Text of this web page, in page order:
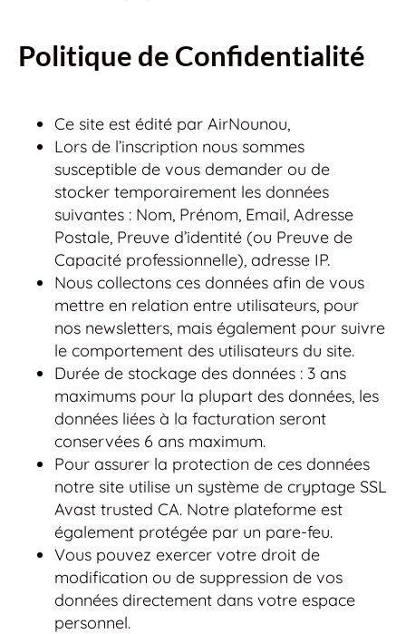
Politique de Confidentialité
Ce site est édité par AirNounou,
Lors de l’inscription nous sommes
susceptible de vous demander ou de
stocker temporairement les données
suivantes : Nom, Prénom, Email, Adresse
Postale, Preuve d’identité (ou Preuve de
Capacité professionnelle), adresse IP.
Nous collectons ces données afin de vous
mettre en relation entre utilisateurs, pour
nos newsletters, mais également pour suivre
le comportement des utilisateurs du site.
Durée de stockage des données : 3 ans
maximums pour la plupart des données, les
données liées à la facturation seront
conservées 6 ans maximum.
Pour assurer la protection de ces données
notre site utilise un système de cryptage SSL
Avast trusted CA. Notre plateforme est
également protégée par un pare-feu.
Vous pouvez exercer votre droit de
modification ou de suppression de vos
données directement dans votre espace
personnel.